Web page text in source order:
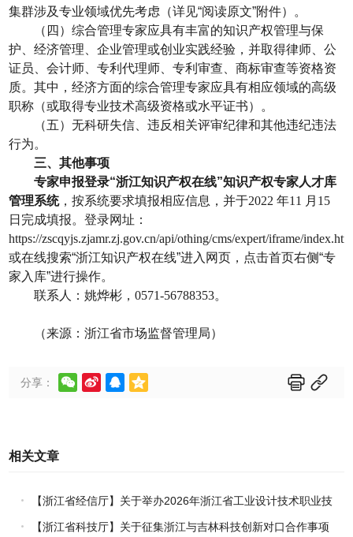
集群涉及专业领域优先考虑（详见“阅读原文”附件）。
（四）综合管理专家应具有丰富的知识产权管理与保
护、经济管理、企业管理或创业实践经验，并取得律师、公
证员、会计师、专利代理师、专利审查、商标审查等资格资
质。其中，经济方面的综合管理专家应具有相应领域的高级
职称（或取得专业技术高级资格或水平证书）。
（五）无科研失信、违反相关评审纪律和其他违纪违法
行为。
三、其他事项
专家申报登录“浙江知识产权在线”知识产权专家人才库
管理系统，按系统要求填报相应信息，并于2022年11 月 15
日完成填报。登录网址：
https://zscqyjs.zjamr.zj.gov.cn/api/othing/cms/expert/iframe/
或在线搜索“浙江知识产权在线”进入网页，点击首页右侧“专
家入库”进行操作。
联系人：姚烨彬，0571-56788353。
（来源：浙江省市场监督管理局）
分享：      
相关文章
【浙江省经信厅】关于举办2026年浙江省工业设计技术职业技
能竞赛的通知
【浙江省科技厅】关于征集浙江与吉林科技创新对口合作事项